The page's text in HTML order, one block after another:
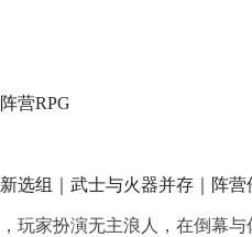
营RPG
选组｜武士与火器并存｜阵营
，玩家扮演无主浪人，在倒